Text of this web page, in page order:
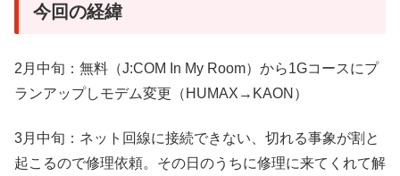
今回の経緯
2月中旬：無料（J:COM In My Room）から1Gコースにプ
ランアップしモデム変更（HUMAX→KAON）
3月中旬：ネット回線に接続できない、切れる事象が割と
起こるので修理依頼。その日のうちに修理に来てくれて解